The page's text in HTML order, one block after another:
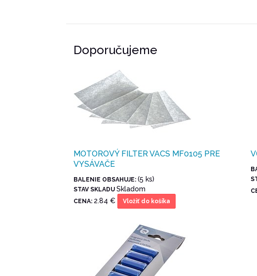
Doporučujeme
MOTOROVÝ FILTER VACS MF0105 PRE
VYSÁVAČE
BALENIE OBSAHUJE:(5 ks)
STAV SKLADUSkladom
CENA: 2.84 € Vložiť do košíka